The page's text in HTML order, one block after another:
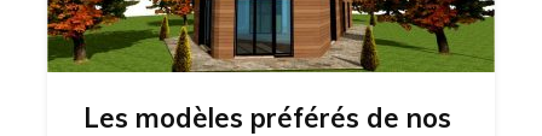
Les modèles préférés de nos